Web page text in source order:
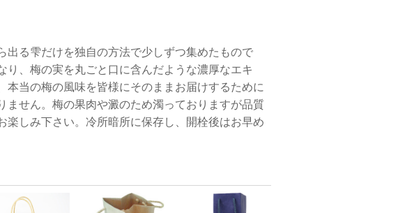
る雫だけを独自の方法で少しずつ集めたもので
、梅の実を丸ごと口に含んだような濃厚なエキ
当の梅の風味を皆様にそのままお届けするために
せん。梅の果肉や澱のため濁っておりますが品質
しみ下さい。冷所暗所に保存し、開栓後はお早め